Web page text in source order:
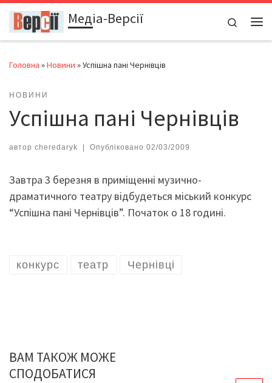
Перейти до вмістуМедіа-Версії
Search
Головна »Новини »Успішна пані Чернівців
НОВИНИ
Успішна пані Чернівців
автор cheredaryk | Опубліковано 02/03/2009
Завтра 3 березня в приміщенні музично-
драматичного театру відбудеться міський конкурс
“Успішна пані Чернівців”. Початок о 18 годині.
конкурс театр Чернівці
ВАМ ТАКОЖ МОЖЕ
СПОДОБАТИСЯ